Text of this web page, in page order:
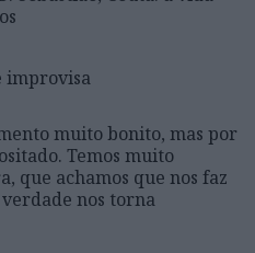
improvisa
muito bonito, mas por
Temos muito
que achamos que nos faz
nos torna